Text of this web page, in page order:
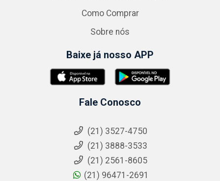
Como Comprar
Sobre nós
Baixe já nosso APP
Fale Conosco
(21) 3527-4750
(21) 3888-3533
(21) 2561-8605
(21) 96471-2691